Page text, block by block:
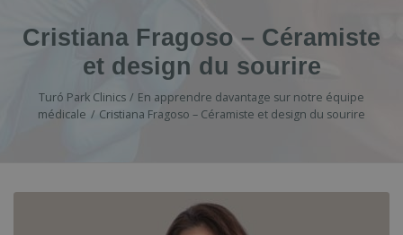
Cristiana Fragoso – Céramiste
et design du sourire
Turó Park Clinics
En apprendre davantage sur notre équipe
médicale
Cristiana Fragoso – Céramiste et design du sourire